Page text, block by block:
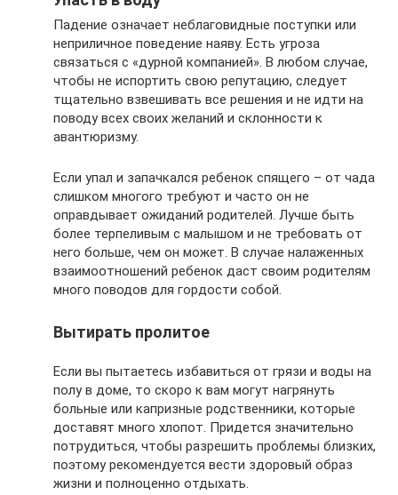
Падение означает неблаговидные поступки или
неприличное поведение наяву. Есть угроза
связаться с «дурной компанией». В любом случае,
чтобы не испортить свою репутацию, следует
тщательно взвешивать все решения и не идти на
поводу всех своих желаний и склонности к
авантюризму.
Если упал и запачкался ребенок спящего – от чада
слишком многого требуют и часто он не
оправдывает ожиданий родителей. Лучше быть
более терпеливым с малышом и не требовать от
него больше, чем он может. В случае налаженных
взаимоотношений ребенок даст своим родителям
много поводов для гордости собой.
Вытирать пролитое
Если вы пытаетесь избавиться от грязи и воды на
полу в доме, то скоро к вам могут нагрянуть
больные или капризные родственники, которые
доставят много хлопот. Придется значительно
потрудиться, чтобы разрешить проблемы близких,
поэтому рекомендуется вести здоровый образ
жизни и полноценно отдыхать.